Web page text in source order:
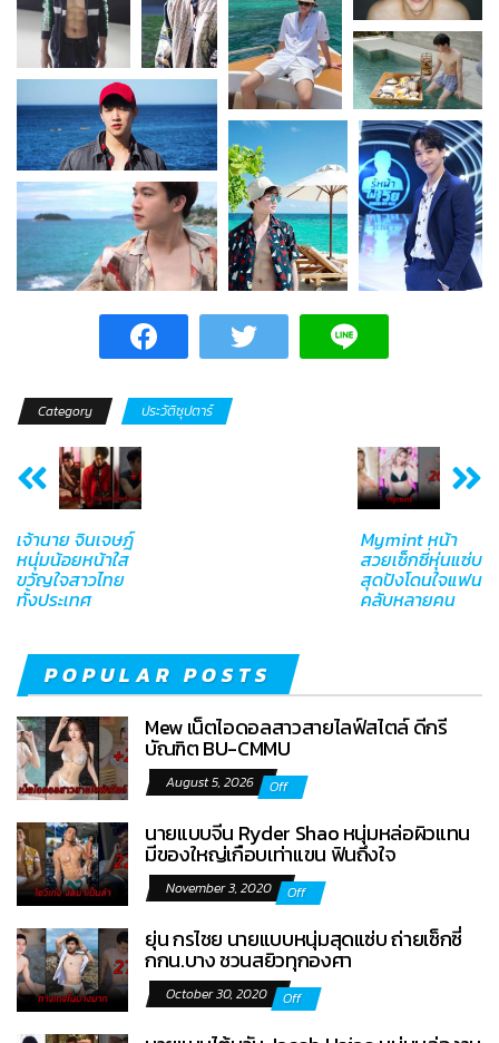
Category ประวัติซุปตาร์
เจ้านาย จินเจษฎ์
หนุ่มน้อยหน้าใส
ขวัญใจสาวไทย
ทั้งประเทศ
Mymint หน้า
สวยเซ็กซี่หุ่นแซ่บ
สุดปังโดนใจแฟน
คลับหลายคน
POPULAR POSTS
Mew เน็ตไอดอลสาวสายไลฟ์สไตล์ ดีกรี
บัณฑิต BU-CMMU
August 5, 2026 Off
นายแบบจีน Ryder Shao หนุ่มหล่อผิวแทน
มีของใหญ่เกือบเท่าแขน ฟินถึงใจ
November 3, 2020 Off
ยุ่น กรไชย นายแบบหนุ่มสุดแซ่บ ถ่ายเซ็กซี่
กกน.บาง ชวนสยิวทุกองศา
October 30, 2020 Off